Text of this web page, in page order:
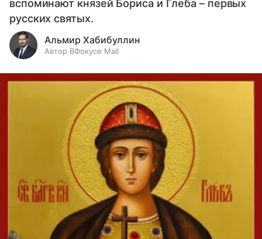
вспоминают князей Бориса и Глеба – первых
русских святых.
Альмир Хабибуллин
Автор ВФокусе Mail